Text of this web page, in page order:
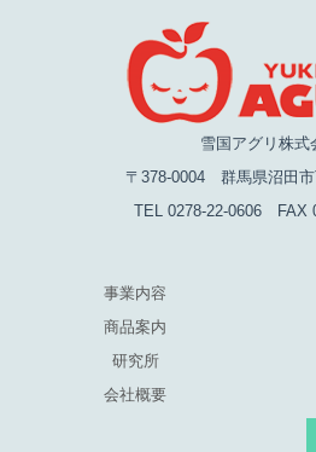
雪国アグリ株式
〒378-0004 群馬県沼田市
TEL 0278-22-0606 FAX
事業内容
商品案内
研究所
会社概要